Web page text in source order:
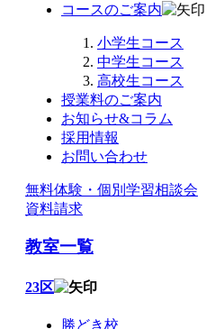
コースのご案内
小学生コース
中学生コース
高校生コース
授業料のご案内
お知らせ&コラム
採用情報
お問い合わせ
無料体験・個別学習相談会
資料請求
教室一覧
23区
勝どき校